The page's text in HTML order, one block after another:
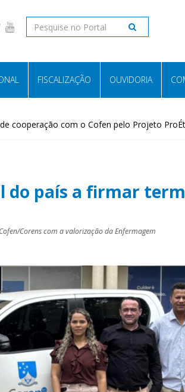
FISCALIZAÇÃO OUVIDORIA
cooperação com o Cofen pelo Projeto
do país a firmar
Corens com a valorização da Enfermagem